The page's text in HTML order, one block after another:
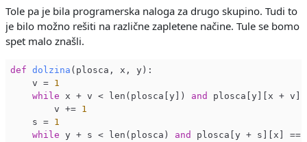
Tole pa je bila programerska naloga za drugo skupino. Tudi to
je bilo možno rešiti na različne zapletene načine. Tule se bomo
spet malo znašli.
def dolzina (plosca, x, y) :
    v =
1
while x + v < len(plosca[y]) and
plosca[y][x + v]
        v +=
1
    s =
1
while y + s < len(plosca) and plosca[y + s][x] ==